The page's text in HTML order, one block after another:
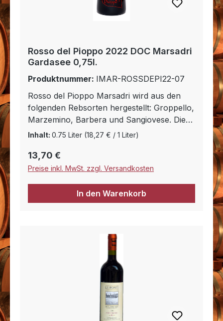
Rosso del Pioppo 2022 DOC Marsadri
Gardasee 0,75l.
Produktnummer: IMAR-ROSSDEPI22-07
Rosso del Pioppo Marsadri wird aus den
folgenden Rebsorten hergestellt: Groppello,
Marzemino, Barbera und Sangiovese. Die
Trauben werden ähnlich dem Amarone erst
gekeltert. Der Geschmack ist Gehaltvoll,
weich und ungemein ausgelichen. Er hat
sehr stark an Waldbeeren. Er begleitet vor
allem Fleischgerichte vom Wild, typische
Inhalt: 0.75 Liter (18,27 € / 1 Liter)
Regulärer Preis:
13,70 €
Preise inkl. MwSt. zzgl. Versandkosten
In den Warenkorb